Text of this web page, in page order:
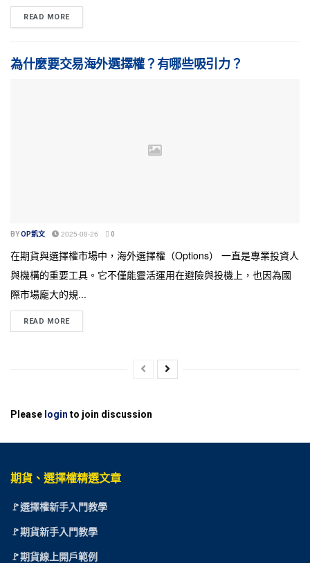
READ MORE
為什麼要交易海外選擇權？有哪些吸引力？
BYOP凱文 2025-08-26 0
在期貨與選擇權市場中，海外選擇權（Options） 一直是專業投資人
與機構的重要工具。它不僅能靈活運用在避險與投機上，也因為國
際市場龐大的規...
READ MORE
Please login to join discussion
期貨、選擇權精選文章
🚩選擇權新手入門教學
🚩期貨新手入門教學
🚩期貨線上開戶範例